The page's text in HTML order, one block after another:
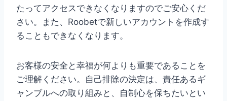
たってアクセスできなくなりますのでご安心くだ
さい。また、Roobetで新しいアカウントを作成す
ることもできなくなります。
お客様の安全と幸福が何よりも重要であることを
ご理解ください。自己排除の決定は、責任あるギ
ャンブルへの取り組みと、自制心を保ちたいとい